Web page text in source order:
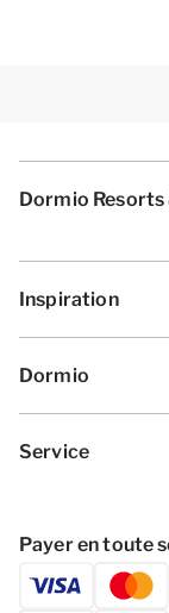
Dormio
Inspiration
Dormio
Service
Payer en toute